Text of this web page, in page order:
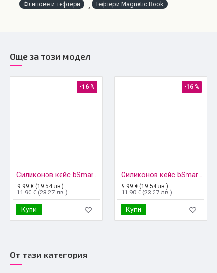
Флипове и тефтери
, Тефтери Magnetic Book
Още за този модел
-16 %
Силиконов кейс bSmart Silicone Soft Cover, За Samsung Galaxy A56, Черен
9.99 € (19.54 лв.)
11.90 € (23.27 лв.)
Купи
-16 %
Силиконов кейс bSmart Silicone Soft Cover, За Samsung Galaxy A56, Червен
9.99 € (19.54 лв.)
11.90 € (23.27 лв.)
Купи
От тази категория